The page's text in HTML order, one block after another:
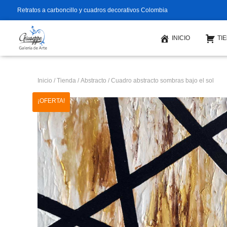
Retratos a carboncillo y cuadros decorativos Colombia
INICIO
Inicio / Tienda/ Abstracto / Cuadro abstracto sombras bajo el sol
¡OFERTA!